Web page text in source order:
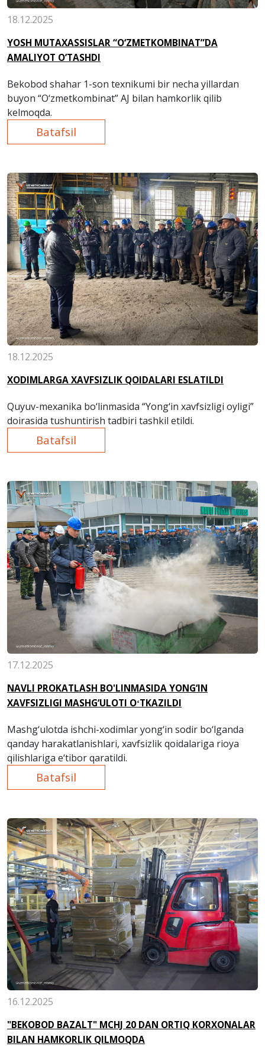
18.12.2025
YOSH MUTAXASSISLAR “O‘ZMETKOMBINAT”DA
AMALIYOT O’TASHDI
Bekobod shahar 1-son texnikumi bir necha yillardan
buyon “O‘zmetkombinat” AJ bilan hamkorlik qilib
kelmoqda.
Batafsil
18.12.2025
XODIMLARGA XAVFSIZLIK QOIDALARI ESLATILDI
Quyuv-mexanika bo‘linmasida “Yong‘in xavfsizligi oyligi”
doirasida tushuntirish tadbiri tashkil etildi.
Batafsil
17.12.2025
NAVLI PROKATLASH BO'LINMASIDA YONG‘IN
XAVFSIZLIGI MASHG‘ULOTI OʻTKAZILDI
Mashg‘ulotda ishchi-xodimlar yong‘in sodir bo‘lganda
qanday harakatlanishlari, xavfsizlik qoidalariga rioya
qilishlariga e‘tibor qaratildi.
Batafsil
16.12.2025
"BEKOBOD BAZALT" MCHJ 20 DAN ORTIQ KORXONALAR
BILAN HAMKORLIK QILMOQDA